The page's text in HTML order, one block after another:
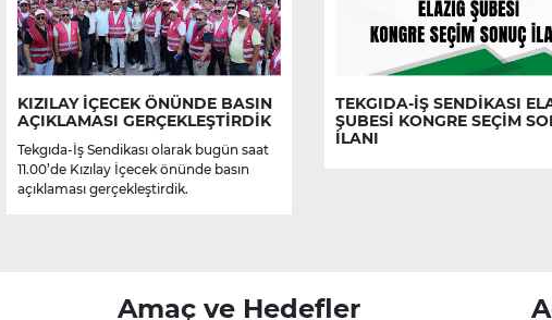
KIZILAY İÇECEK ÖNÜNDE BASIN
AÇIKLAMASI GERÇEKLEŞTİRDİK
Tekgıda-İş Sendikası olarak bugün saat
11.00’de Kızılay İçecek önünde basın
açıklaması gerçekleştirdik.
TEKGIDA-İŞ SENDİKASI
ŞUBESİ KONGRE SEÇİM
İLANI
Amaç ve Hedefler